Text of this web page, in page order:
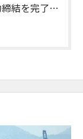
締結を完了…